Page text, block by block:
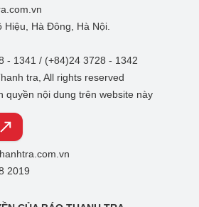
Hà Đông, Hà Nội.
- 1341 / (+84)24 3728 - 1342
tra, All rights reserved
quyền nội dung trên website này
2019